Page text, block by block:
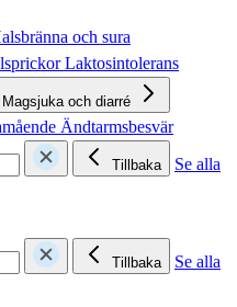
och sura
Laktosintolerans
Magsjuka och diarré
Ändtarmsbesvär
Tillbaka
Se alla
Tillbaka
Se alla